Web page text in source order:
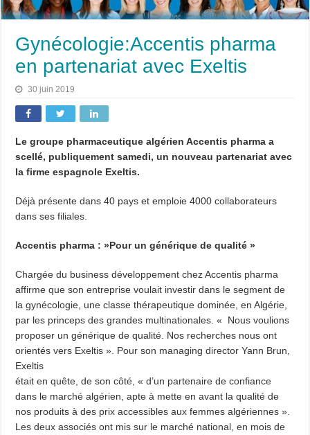
Gynécologie:Accentis pharma
en partenariat avec Exeltis
30 juin 2019
Le groupe pharmaceutique algérien Accentis pharma a
scellé, publiquement samedi, un nouveau partenariat avec
la firme espagnole Exeltis.
Déjà présente dans 40 pays et emploie 4000 collaborateurs
dans ses filiales.
Accentis pharma : »Pour un générique de qualité »
Chargée du business développement chez Accentis pharma
affirme que son entreprise voulait investir dans le segment de
la gynécologie, une classe thérapeutique dominée, en Algérie,
par les princeps des grandes multinationales. « Nous voulions
proposer un générique de qualité. Nos recherches nous ont
orientés vers Exeltis ». Pour son managing director Yann Brun,
Exeltis
était en quête, de son côté, « d’un partenaire de confiance
dans le marché algérien, apte à mette en avant la qualité de
nos produits à des prix accessibles aux femmes algériennes ».
Les deux associés ont mis sur le marché national, en mois de